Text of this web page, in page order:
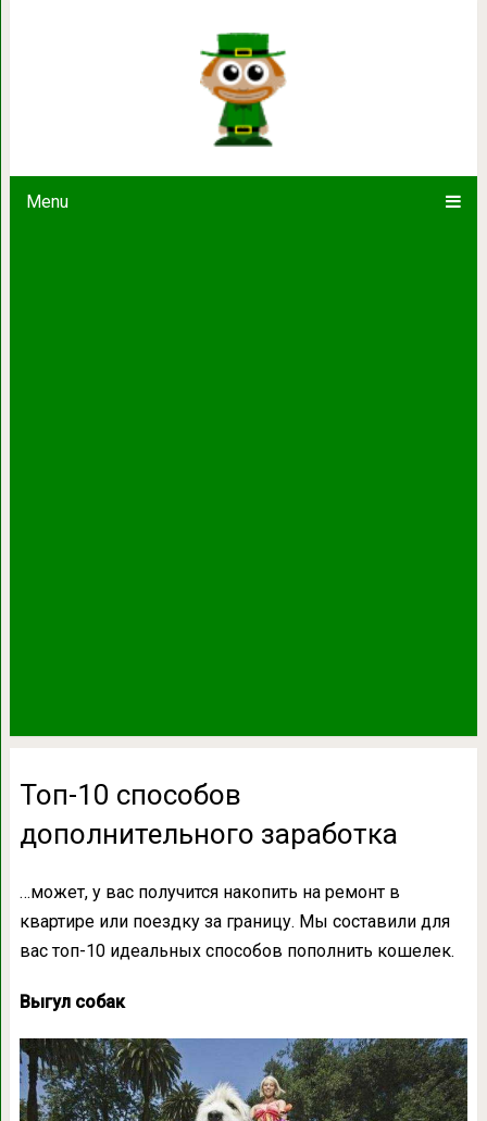
Menu
Топ-10 способов
Топ-10 способов
дополнительного заработка
…может, у вас получится накопить на ремонт в
квартире или поездку за границу. Мы составили для
вас топ-10 идеальных способов пополнить кошелек.
Выгул собак